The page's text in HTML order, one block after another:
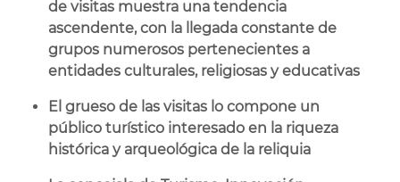
de visitas muestra una tendencia
ascendente, con la llegada constante de
grupos numerosos pertenecientes a
entidades culturales, religiosas y educativas
El grueso de las visitas lo compone un
público turístico interesado en la riqueza
histórica y arqueológica de la reliquia